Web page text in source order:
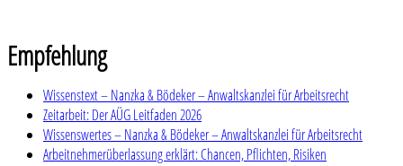
Empfehlung
Wissenstext – Nanzka & Bödeker – Anwaltskanzlei für Arbeitsrecht
Zeitarbeit: Der AÜG Leitfaden 2026
Wissenswertes – Nanzka & Bödeker – Anwaltskanzlei für Arbeitsrecht
Arbeitnehmerüberlassung erklärt: Chancen, Pflichten, Risiken